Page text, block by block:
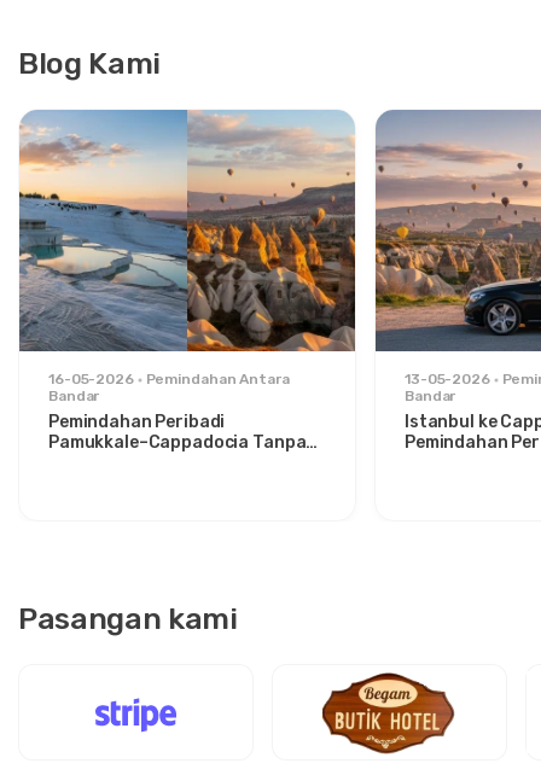
Blog Kami
16-05-2026
Pemindahan Antara
Bandar
Pemindahan Peribadi
Pamukkale–Cappadocia Tanpa
13-05-2026
Bandar
Istanbul ke
Pemindahan
Pasangan kami